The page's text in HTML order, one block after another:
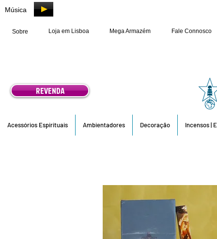
Música
Sobre Loja em Lisboa Mega Armazém Fale Connosco
REVENDA
Acessórios Espirituais Ambientadores Decoração Incensos |